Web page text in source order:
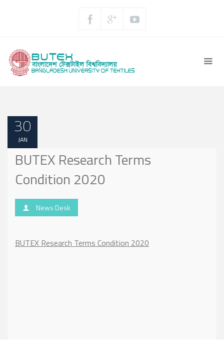
30
JAN
BUTEX Research Terms
Condition 2020
News Desk
BUTEX Research Terms Condition 2020